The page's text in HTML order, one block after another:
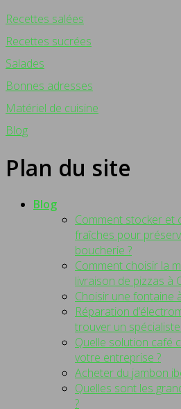
Recettes salées
Recettes sucrées
Salades
Bonnes adresses
Matériel de cuisine
Blog
Plan du site
Blog
Comment stocker et
fraîches pour
boucherie ?
Comment choisir la
livraison de pizzas à
Choisir une fontaine
Réparation
trouver un
Quelle solution café
votre entreprise ?
Acheter du jambon
Quelles sont les
?